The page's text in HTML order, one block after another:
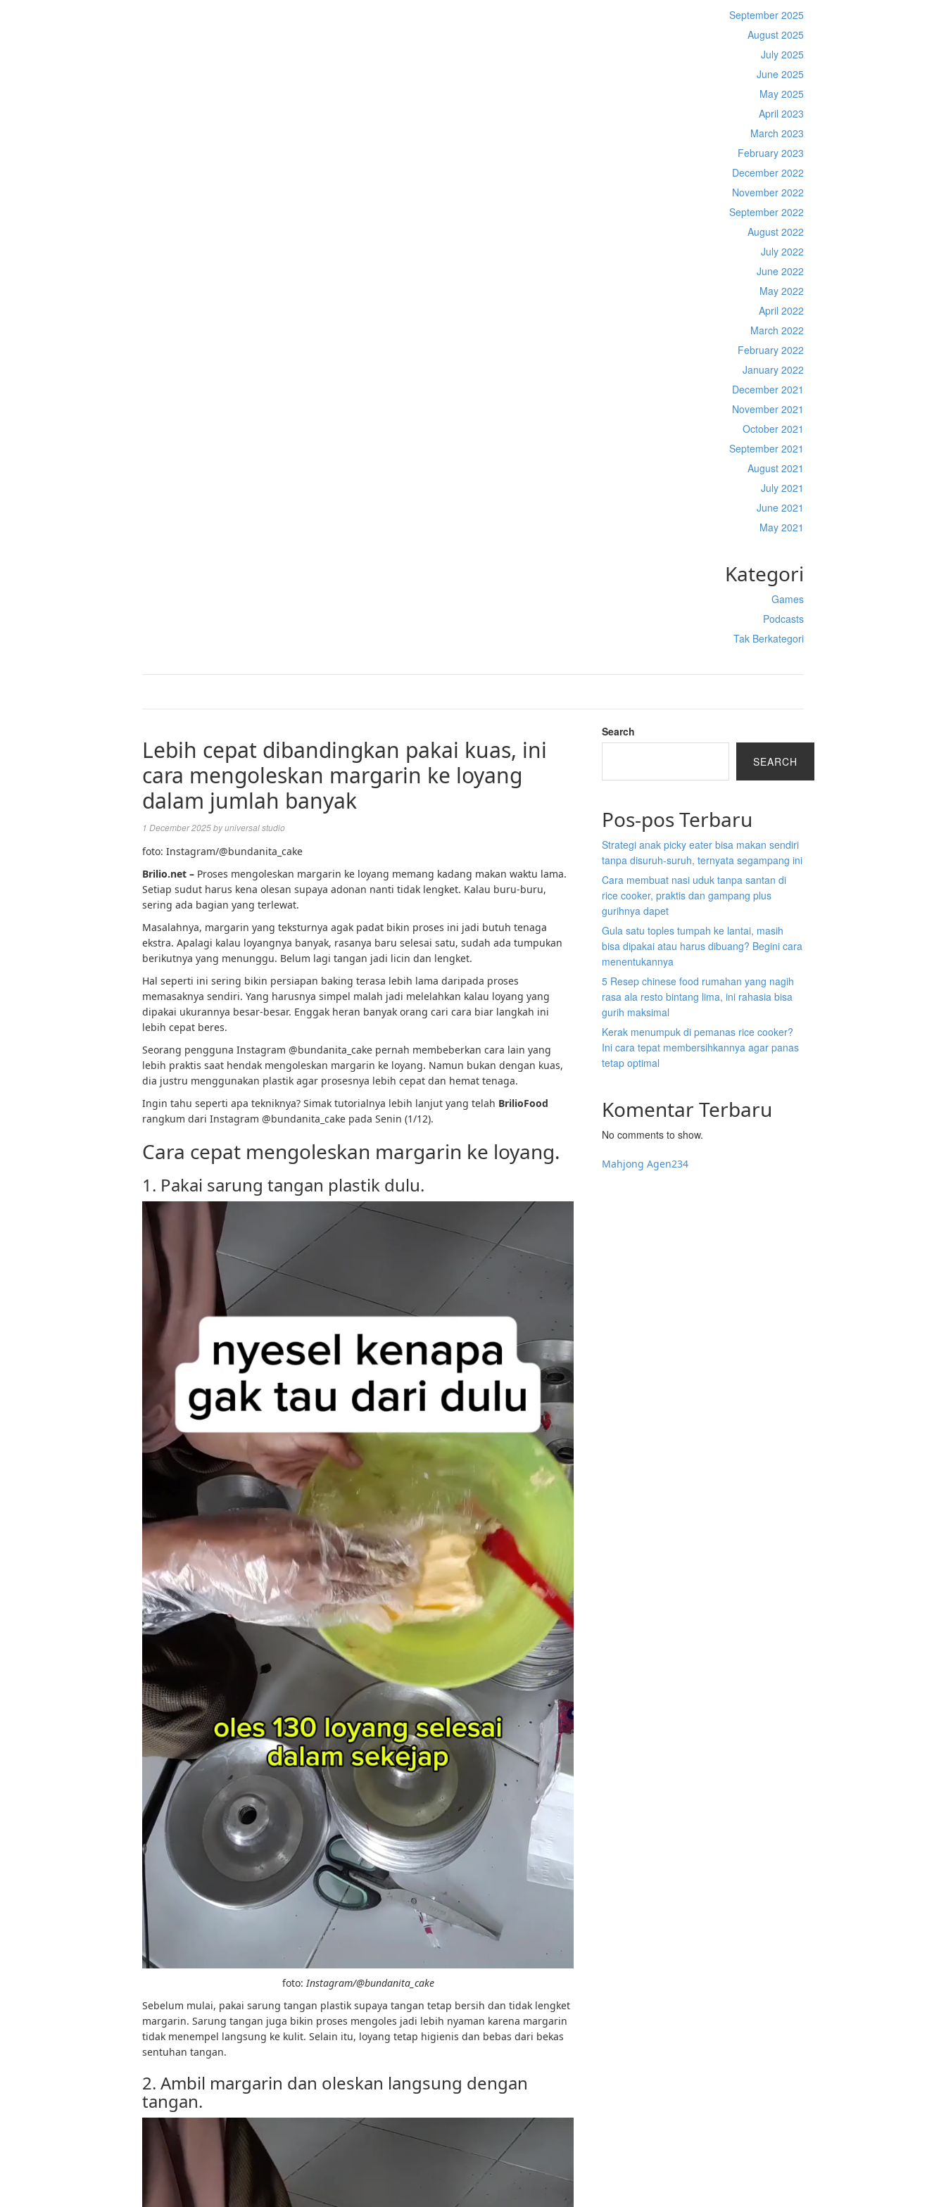
September 2025
August 2025
July 2025
June 2025
May 2025
April 2023
March 2023
February 2023
December 2022
November 2022
September 2022
August 2022
July 2022
June 2022
May 2022
April 2022
March 2022
February 2022
January 2022
December 2021
November 2021
October 2021
September 2021
August 2021
July 2021
June 2021
May 2021
Kategori
Games
Podcasts
Tak Berkategori
Lebih cepat dibandingkan pakai kuas, ini
cara mengoleskan margarin ke loyang
dalam jumlah banyak
1 December 2025byuniversal studio
foto: Instagram/@bundanita_cake
Brilio.net – Proses mengoleskan margarin ke loyang memang kadang makan waktu lama.
Setiap sudut harus kena olesan supaya adonan nanti tidak lengket. Kalau buru-buru,
sering ada bagian yang terlewat.
Masalahnya, margarin yang teksturnya agak padat bikin proses ini jadi butuh tenaga
ekstra. Apalagi kalau loyangnya banyak, rasanya baru selesai satu, sudah ada tumpukan
berikutnya yang menunggu. Belum lagi tangan jadi licin dan lengket.
Hal seperti ini sering bikin persiapan baking terasa lebih lama daripada proses
memasaknya sendiri. Yang harusnya simpel malah jadi melelahkan kalau loyang yang
dipakai ukurannya besar-besar. Enggak heran banyak orang cari cara biar langkah ini
lebih cepat beres.
Seorang pengguna Instagram @bundanita_cake pernah membeberkan cara lain yang
lebih praktis saat hendak mengoleskan margarin ke loyang. Namun bukan dengan kuas,
dia justru menggunakan plastik agar prosesnya lebih cepat dan hemat tenaga.
Ingin tahu seperti apa tekniknya? Simak tutorialnya lebih lanjut yang telah BrilioFood
rangkum dari Instagram @bundanita_cake pada Senin (1/12).
Cara cepat mengoleskan margarin ke loyang.
1. Pakai sarung tangan plastik dulu.
foto:Instagram/@bundanita_cake
Sebelum mulai, pakai sarung tangan plastik supaya tangan tetap bersih dan tidak lengket
margarin. Sarung tangan juga bikin proses mengoles jadi lebih nyaman karena margarin
tidak menempel langsung ke kulit. Selain itu, loyang tetap higienis dan bebas dari bekas
sentuhan tangan.
2. Ambil margarin dan oleskan langsung dengan
tangan.
Search
SEARCH
Pos-pos Terbaru
Strategi anak picky eater bisa makan sendiri
tanpa disuruh-suruh, ternyata segampang ini
Cara membuat nasi uduk tanpa santan di
rice cooker, praktis dan gampang plus
gurihnya dapet
Gula satu toples tumpah ke lantai, masih
bisa dipakai atau harus dibuang? Begini cara
menentukannya
5 Resep chinese food rumahan yang nagih
rasa ala resto bintang lima, ini rahasia bisa
gurih maksimal
Kerak menumpuk di pemanas rice cooker?
Ini cara tepat membersihkannya agar panas
tetap optimal
Komentar Terbaru
No comments to show.
Mahjong Agen234